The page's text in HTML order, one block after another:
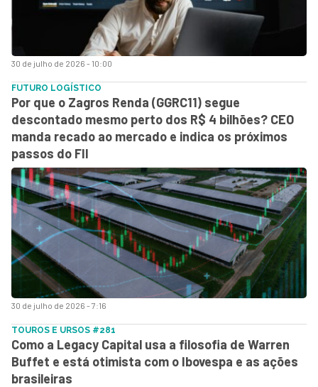
30 de julho de 2026 - 10:00
30 de julho de 2026 - 7:16
FUTURO LOGÍSTICO
Por que o Zagros Renda (GGRC11) segue
descontado mesmo perto dos R$ 4 bilhões? CEO
manda recado ao mercado e indica os próximos
passos do FII
TOUROS E URSOS #281
Como a Legacy Capital usa a filosofia de Warren
Buffet e está otimista com o Ibovespa e as ações
brasileiras